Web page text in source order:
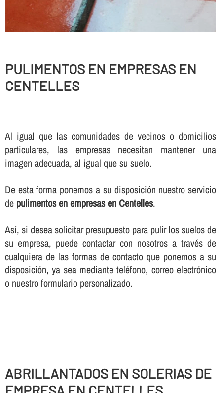
PULIMENTOS EN EMPRESAS EN
CENTELLES
Al igual que las comunidades de vecinos o domicilios
particulares, las empresas necesitan mantener una
imagen adecuada, al igual que su suelo.
De esta forma ponemos a su disposición nuestro servicio
de pulimentos en empresas en Centelles.
Así­, si desea solicitar presupuesto para pulir los suelos de
su empresa, puede contactar con nosotros a través de
cualquiera de las formas de contacto que ponemos a su
disposición, ya sea mediante teléfono, correo electrónico
o nuestro formulario personalizado.
ABRILLANTADOS EN SOLERIAS DE